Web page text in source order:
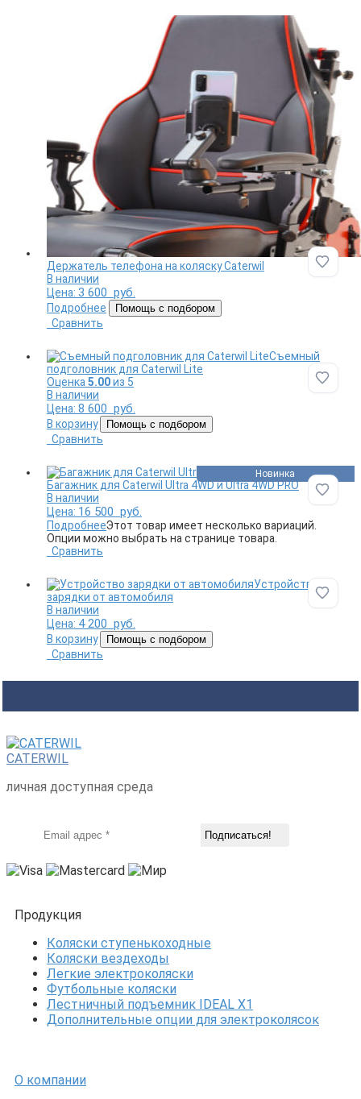
Держатель телефона на коляску Caterwil
В наличии
Цена: 3 600 руб.
Подробнее Помощь с подбором
Сравнить
Съемный
подголовник для Caterwil Lite
Оценка 5.00из 5
В наличии
Цена: 8 600 руб.
В корзину Помощь с подбором
Сравнить
Багажник для Caterwil Ultra 4WD и Ultra 4WD PRO
В наличии
Цена: 16 500 руб.
Новинка
ПодробнееЭтот товар имеет несколько вариаций.
Опции можно выбрать на странице товара.
Сравнить
Устройство
зарядки от автомобиля
В наличии
Цена: 4 200 руб.
В корзину Помощь с подбором
Сравнить
CATERWIL
личная доступная среда
Продукция
Коляски ступенькоходные
Коляски вездеходы
Легкие электроколяски
Футбольные коляски
Лестничный подъемник IDEAL X1
Дополнительные опции для электроколясок
О компании